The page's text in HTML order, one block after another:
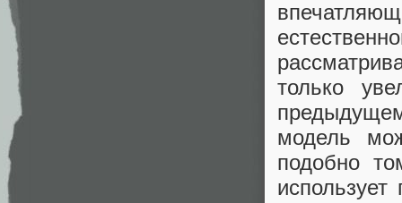
только
модель
подобно